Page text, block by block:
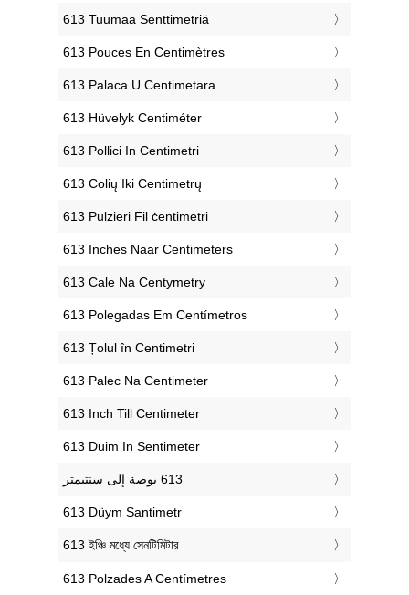
‎613 Tuumaa Senttimetriä
‎613 Pouces En Centimètres
‎613 Palaca U Centimetara
‎613 Hüvelyk Centiméter
‎613 Pollici In Centimetri
‎613 Colių Iki Centimetrų
‎613 Pulzieri Fil ċentimetri
‎613 Inches Naar Centimeters
‎613 Cale Na Centymetry
‎613 Polegadas Em Centímetros
‎613 Țolul în Centimetri
‎613 Palec Na Centimeter
‎613 Inch Till Centimeter
‎613 Duim In Sentimeter
‎613 Düym Santimetr
‎613 ইঞ্চি মধ্যে সেনটিমিটার
‎613 Polzades A Centímetres